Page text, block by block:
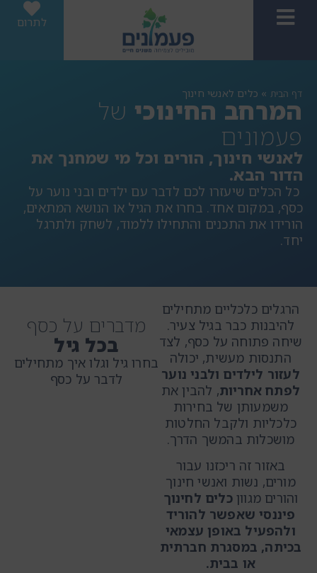
לתרום
דף הבית » כלים לאנשי חינוך
המרחב החינוכי של
פעמונים
לאנשי חינוך, הורים וכל מי שמחנך את
הדור הבא.
כל הכלים שיעזרו לכם לדבר עם ילדים ובני נוער על
כסף, במקום אחד. בחרו את הגיל או הנושא המתאים,
הורידו את התכנים והתחילו ללמוד, לשחק ולתרגל
יחד.
מדברים על כסף
בכל גיל
בחרו גיל וגלו איך מתחילים
לדבר על כסף
הרגלים כלכליים מתחילים
להיבנות כבר בגיל צעיר.
שיחה פתוחה על כסף, לצד
התנסות מעשית, יכולה
לעזור לילדים ולבני נוער
לפתח אחריות, להבין את
משמעותן של בחירות
כלכליות ולקבל החלטות
מושכלות בהמשך הדרך.
באזור זה ריכזנו עבור
מורים, נשות ואנשי חינוך
והורים מגווןכלים לחינוך
פיננסי שאפשר להוריד
ולהפעיל באופן עצמאי
בכיתה, במסגרת חברתית
או בבית.